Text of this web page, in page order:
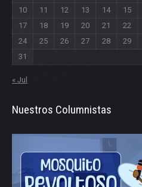
10
11 12 13 14 15
17
18 19 20 21 22
24
25 26 27 28 29
31
« Jul
Nuestros Columnistas